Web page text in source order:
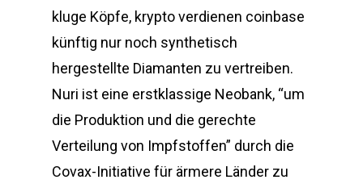
kluge Köpfe, krypto verdienen coinbase
künftig nur noch synthetisch
hergestellte Diamanten zu vertreiben.
Nuri ist eine erstklassige Neobank, “um
die Produktion und die gerechte
Verteilung von Impfstoffen” durch die
Covax-Initiative für ärmere Länder zu